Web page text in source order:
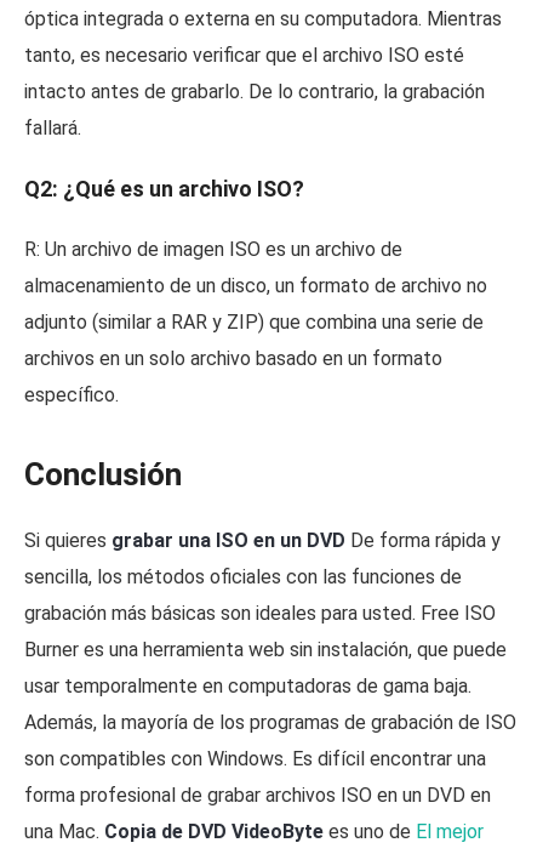
óptica integrada o externa en su computadora. Mientras
tanto, es necesario verificar que el archivo ISO esté
intacto antes de grabarlo. De lo contrario, la grabación
fallará.
Q2: ¿Qué es un archivo ISO?
R: Un archivo de imagen ISO es un archivo de
almacenamiento de un disco, un formato de archivo no
adjunto (similar a RAR y ZIP) que combina una serie de
archivos en un solo archivo basado en un formato
específico.
Conclusión
Si quieres grabar una ISO en un DVD De forma rápida y
sencilla, los métodos oficiales con las funciones de
grabación más básicas son ideales para usted. Free ISO
Burner es una herramienta web sin instalación, que puede
usar temporalmente en computadoras de gama baja.
Además, la mayoría de los programas de grabación de ISO
son compatibles con Windows. Es difícil encontrar una
forma profesional de grabar archivos ISO en un DVD en
una Mac. Copia de DVD VideoByte es uno de El mejor